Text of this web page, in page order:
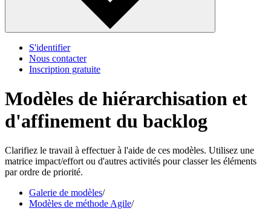
S'identifier
Nous contacter
Inscription gratuite
Modèles de hiérarchisation et
d'affinement du backlog
Clarifiez le travail à effectuer à l'aide de ces modèles. Utilisez une
matrice impact/effort ou d'autres activités pour classer les éléments
par ordre de priorité.
Galerie de modèles/
Modèles de méthode Agile/